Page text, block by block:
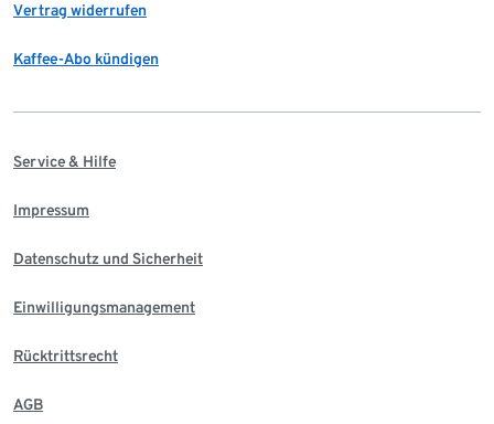
Vertrag widerrufen
Kaffee-Abo kündigen
Service & Hilfe
Impressum
Datenschutz und Sicherheit
Einwilligungsmanagement
Rücktrittsrecht
AGB